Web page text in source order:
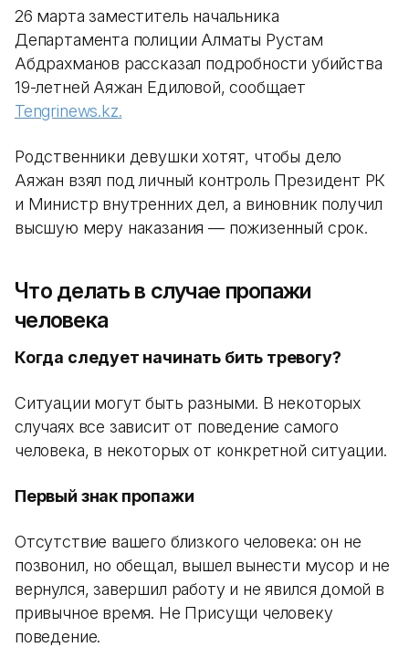
26 марта заместитель начальника
Департамента полиции Алматы Рустам
Абдрахманов рассказал подробности убийства
19-летней Аяжан Едиловой, сообщает
Tengrinews.kz.
Родственники девушки хотят, чтобы дело
Аяжан взял под личный контроль Президент РК
и Министр внутренних дел, а виновник получил
высшую меру наказания — пожизенный срок.
Что делать в случае пропажи
человека
Когда следует начинать бить тревогу?
Ситуации могут быть разными. В некоторых
случаях все зависит от поведение самого
человека, в некоторых от конкретной ситуации.
Первый знак пропажи
Отсутствие вашего близкого человека: он не
позвонил, но обещал, вышел вынести мусор и не
вернулся, завершил работу и не явился домой в
привычное время. Не Присущи человеку
поведение.